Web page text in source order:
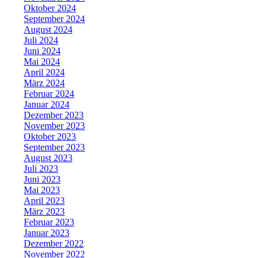
Oktober 2024
September 2024
August 2024
Juli 2024
Juni 2024
Mai 2024
April 2024
März 2024
Februar 2024
Januar 2024
Dezember 2023
November 2023
Oktober 2023
September 2023
August 2023
Juli 2023
Juni 2023
Mai 2023
April 2023
März 2023
Februar 2023
Januar 2023
Dezember 2022
November 2022